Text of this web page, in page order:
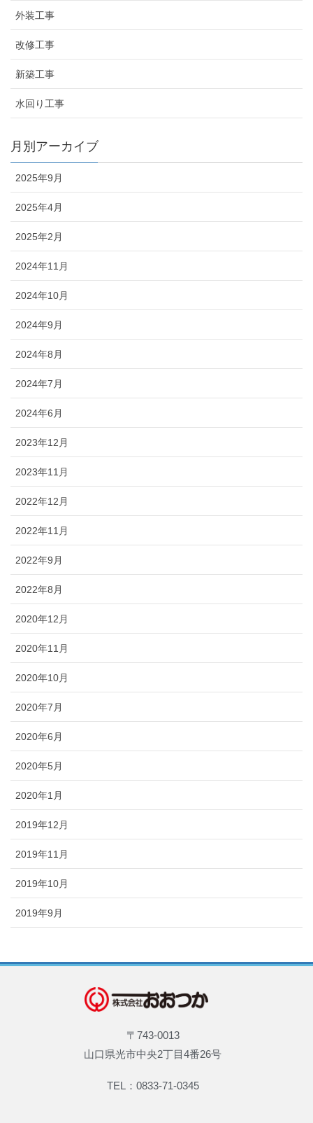
外装工事
改修工事
新築工事
水回り工事
月別アーカイブ
2025年9月
2025年4月
2025年2月
2024年11月
2024年10月
2024年9月
2024年8月
2024年7月
2024年6月
2023年12月
2023年11月
2022年12月
2022年11月
2022年9月
2022年8月
2020年12月
2020年11月
2020年10月
2020年7月
2020年6月
2020年5月
2020年1月
2019年12月
2019年11月
2019年10月
2019年9月
〒743-0013
山口県光市中央2丁目4番26号
TEL：0833-71-0345